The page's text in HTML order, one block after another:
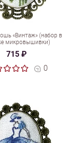
«Винтаж» (набор в
микровышивки)
715 ₽
0